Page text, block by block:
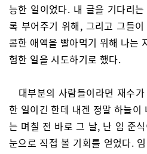
능한 일이었다. 내 글을 기다리
록 부어주기 위해, 그리고 그들
콤한 애액을 빨아먹기 위해 나는
험한 일을 시도하기로 했다.
대부분의 사람들이라면 재수
한 일이긴 한데 내겐 정말 하늘이
는 며칠 전 바로 그 날, 난 임 준
눈으로 직접 볼 기회를 얻었다.